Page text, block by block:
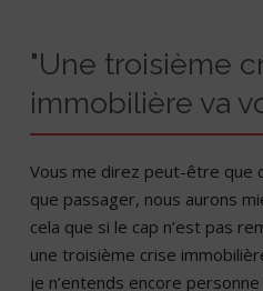
"Une troisième
immobilière va
Vous me direz peut-être que
que passager, nous aurons
cela que si le cap n’est pas
une troisième crise
je n’entends encore